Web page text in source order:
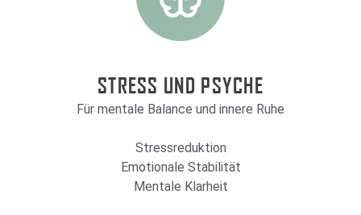
STRESS UND PSYCHE
Für mentale Balance und innere Ruhe
Stressreduktion
Emotionale Stabilität
Mentale Klarheit